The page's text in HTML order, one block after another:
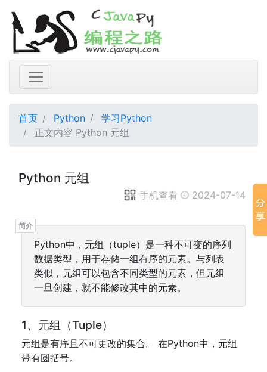
首页 Python
学习Python
正文内容 Python 元组
Python 元组
手机查看 2024-07-14
Python中，元组（tuple）是一种不可变的序列
数据类型，用于存储一组有序的元素。与列表
类似，元组可以包含不同类型的元素，但元组
一旦创建，就不能修改其中的元素。
1、元组（Tuple）
元组是有序且不可更改的集合。 在Python中，元组
带有圆括号。